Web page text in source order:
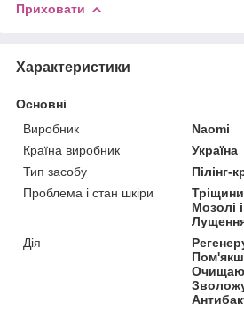
Приховати
Характеристики
Основні
Виробник
Naomi
Країна виробник
Україна
Тип засобу
Пілінг-
Проблема і стан шкіри
Мозолі
Дія